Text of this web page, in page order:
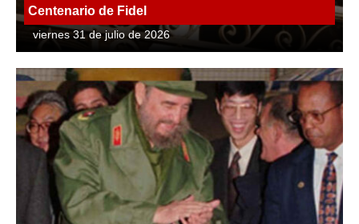
Centenario de Fidel
viernes 31 de julio de 2026